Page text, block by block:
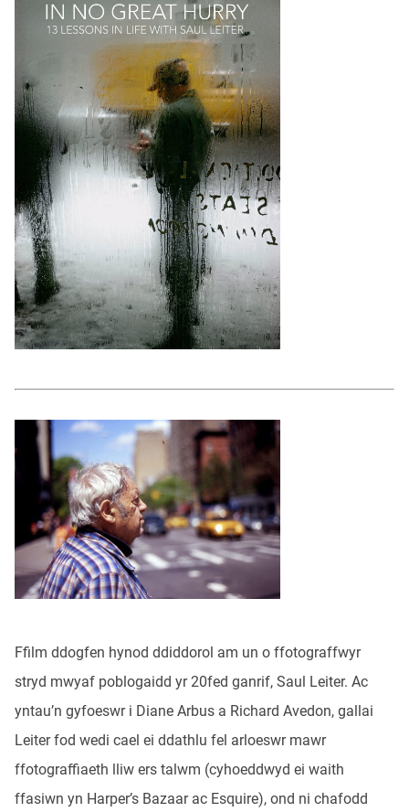
Ffilm ddogfen hynod ddiddorol am un o ffotograffwyr
stryd mwyaf poblogaidd yr 20fed ganrif, Saul Leiter. Ac
yntau’n gyfoeswr i Diane Arbus a Richard Avedon, gallai
Leiter fod wedi cael ei ddathlu fel arloeswr mawr
ffotograffiaeth lliw ers talwm (cyhoeddwyd ei waith
ffasiwn yn Harper’s Bazaar ac Esquire), ond ni chafodd